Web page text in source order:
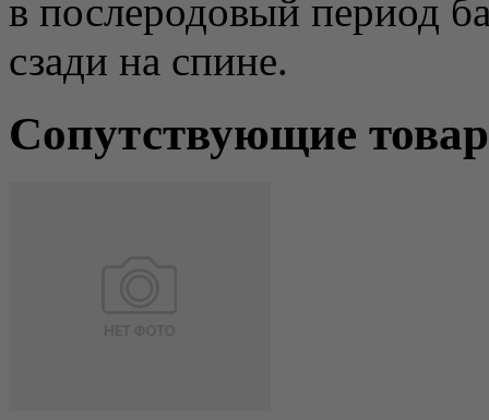
в послеродовый период
сзади на спине.
Сопутствующие